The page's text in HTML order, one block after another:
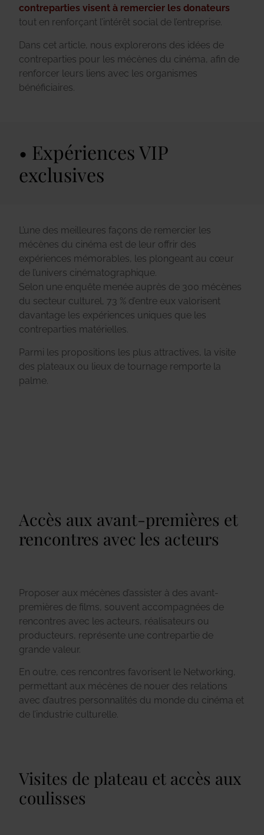
contreparties visent à remercier les donateurs
tout en renforçant l’intérêt social de l’entreprise.
Dans cet article, nous explorerons des idées de
contreparties pour les mécènes du cinéma, afin de
renforcer leurs liens avec les organismes
bénéficiaires.
Expériences VIP
exclusives
L’une des meilleures façons de remercier les
mécènes du cinéma est de leur offrir des
expériences mémorables, les plongeant au cœur
de l’univers cinématographique.
Selon une enquête menée auprès de 300 mécènes
du secteur culturel, 73 % d’entre eux valorisent
davantage les expériences uniques que les
contreparties matérielles.
Parmi les propositions les plus attractives, la visite
des plateaux ou lieux de tournage remporte la
palme.
Accès aux avant-premières et
rencontres avec les acteurs
Proposer aux mécènes d’assister à des avant-
premières de films, souvent accompagnées de
rencontres avec les acteurs, réalisateurs ou
producteurs, représente une contrepartie de
grande valeur.
En outre, ces rencontres favorisent le Networking,
permettant aux mécènes de nouer des relations
avec d’autres personnalités du monde du cinéma et
de l’industrie culturelle.
Visites de plateau et accès aux
coulisses